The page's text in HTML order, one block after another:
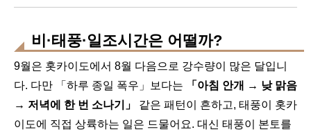
비·태풍·일조시간은 어떨까?
9월은 홋카이도에서 8월 다음으로 강수량이 많은 달입니
다. 다만 「하루 종일 폭우」보다는
「아침 안개 → 낮 맑음
→ 저녁에 한 번 소나기」
같은 패턴이 흔하고, 태풍이 홋카
이도에 직접 상륙하는 일은 드물어요. 대신 태풍이 본토를